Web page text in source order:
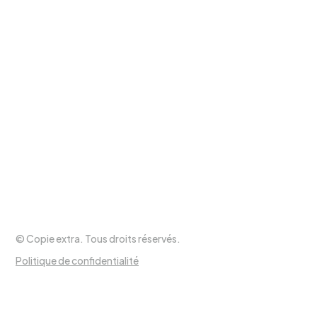
© Copie extra. Tous droits réservés.
Politique de confidentialité